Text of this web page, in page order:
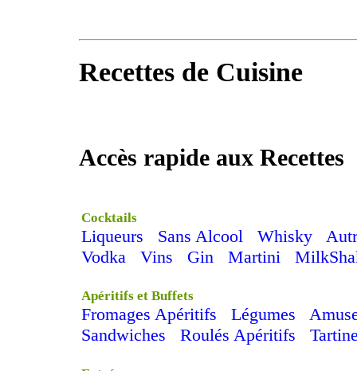
Recettes de Cuisine
Accès rapide aux Recettes
Cocktails
Liqueurs Sans Alcool Whisky
Vodka
Vins Gin Martini
Apéritifs et Buffets
Fromages Apéritifs Légumes
Sandwiches
Roulés Apéritifs